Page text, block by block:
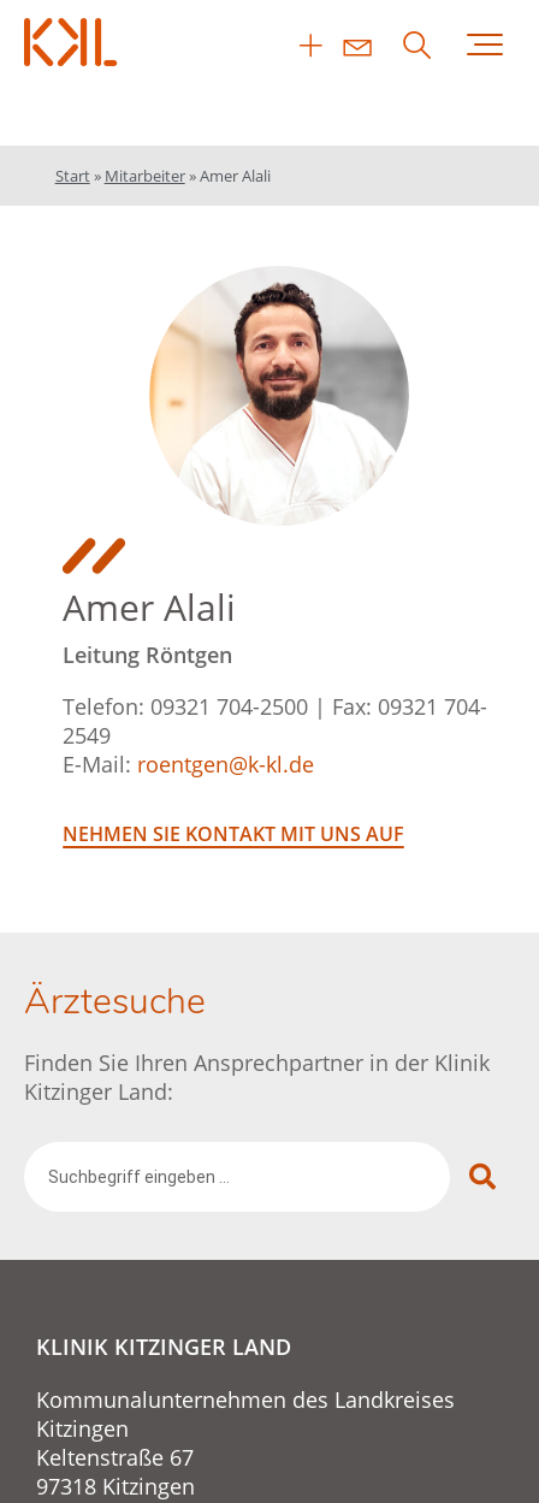
Start» Mitarbeiter»Amer Alali
Amer Alali
Leitung Röntgen
Telefon: 09321 704-2500 | Fax: 09321 704-
2549
E-Mail: roentgen@k-kl.de
NEHMEN SIE KONTAKT MIT UNS AUF
Ärztesuche
Finden Sie Ihren Ansprechpartner in der Klinik
Kitzinger Land:
KLINIK KITZINGER LAND
Kommunalunternehmen des Landkreises
Kitzingen
Keltenstraße 67
97318 Kitzingen